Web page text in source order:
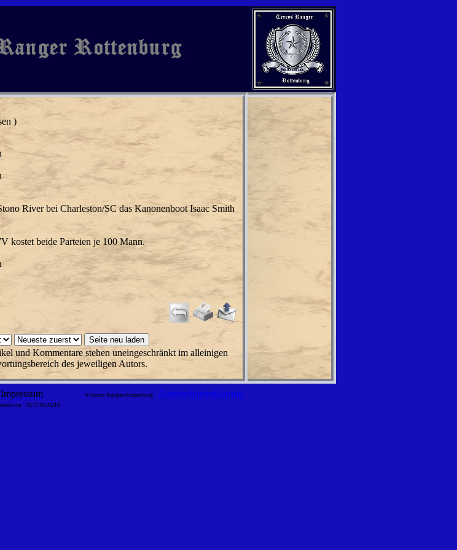
)
River bei Charleston/SC das Kanonenboot Isaac Smith
kostet beide Parteien je 100 Mann.
und Kommentare stehen uneingeschränkt im alleinigen
des jeweiligen Autors.
Impressum ©Terrys-Ranger-Rottenburg Datenschutzerklärung
01751950216